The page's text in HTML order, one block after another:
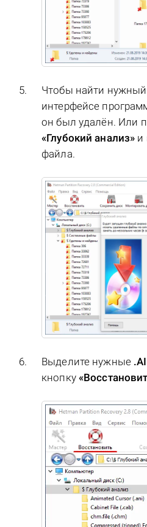
Чтобы найти
интерфейсе
он был удалён. Или
«Глубокий анализ» и
файла.
Выделите нужные
кнопку